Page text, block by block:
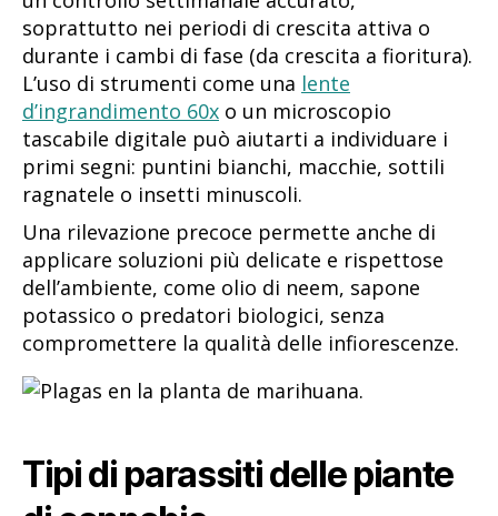
soprattutto nei periodi di crescita attiva o
durante i cambi di fase (da crescita a fioritura).
L’uso di strumenti come una lente
d’ingrandimento 60x o un microscopio
tascabile digitale può aiutarti a individuare i
primi segni: puntini bianchi, macchie, sottili
ragnatele o insetti minuscoli.
Una rilevazione precoce permette anche di
applicare soluzioni più delicate e rispettose
dell’ambiente, come olio di neem, sapone
potassico o predatori biologici, senza
compromettere la qualità delle infiorescenze.
Tipi di parassiti delle piante